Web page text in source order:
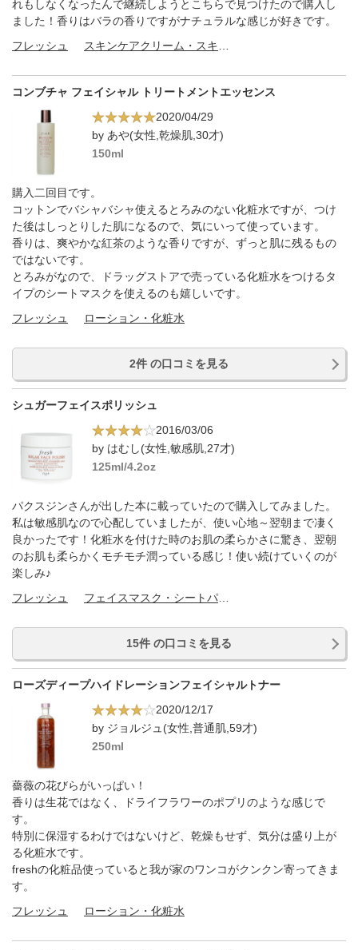
れもしなくなったんで継続しようとこちらで見つけたので購入し
ました！香りはバラの香りですがナチュラルな感じが好きです。
フレッシュ
コンブチャ フェイシャル トリートメントエッセンス
2020/04/29
by あや(女性,乾燥肌,30才)
150ml
購入二回目です。
コットンでバシャバシャ使えるとろみのない化粧水ですが、つけ
た後はしっとりした肌になるので、気にいって使っています。
香りは、爽やかな紅茶のような香りですが、ずっと肌に残るもの
ではないです。
とろみがなので、ドラッグストアで売っている化粧水をつけるタ
イプのシートマスクを使えるのも嬉しいです。
フレッシュ
ローション・化粧水
2件 の口コミを見る
シュガーフェイスポリッシュ
2016/03/06
by はむし(女性,敏感肌,27才)
125ml/4.2oz
パクスジンさんが出した本に載っていたので購入してみました。
私は敏感肌なので心配していましたが、使い心地～翌朝まで凄く
良かったです！化粧水を付けた時のお肌の柔らかさに驚き、翌朝
のお肌も柔らかくモチモチ潤っている感じ！使い続けていくのが
楽しみ♪
フレッシュ
15件 の口コミを見る
ローズディープハイドレーションフェイシャルトナー
2020/12/17
by ジョルジュ(女性,普通肌,59才)
250ml
薔薇の花びらがいっぱい！
香りは生花ではなく、ドライフラワーのポプリのような感じで
す。
特別に保湿するわけではないけど、乾燥もせず、気分は盛り上が
る化粧水です。
freshの化粧品使っていると我が家のワンコがクンクン寄ってきま
す。
フレッシュ
ローション・化粧水